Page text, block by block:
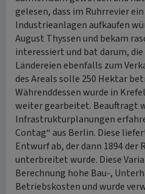
gelesen, dass im Ruhrrevier
Industrieanlagen aufkaufen
August Thyssen und bekam
interessiert und bat darum,
Ländereien ebenfalls zum
des Areals solle 250 Hektar
Währenddessen wurde in
weiter gearbeitet. Beauftragt
Infrastrukturplanungen
Contag“ aus Berlin. Diese
Entwurf ab, der dann 1894 der
unterbreitet wurde. Diese
Berechnung hohe Bau-,
Betriebskosten und wurde